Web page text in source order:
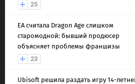
25
EA считала Dragon Age слишком
старомодной: бывший продюсер
объясняет проблемы франшизы
23
Ubisoft решила раздать игру 14-